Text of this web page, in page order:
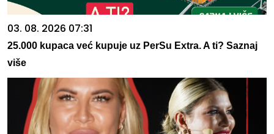
03. 08. 2026 07:31
25.000 kupaca već kupuje uz PerSu Extra. A ti? Saznaj
više